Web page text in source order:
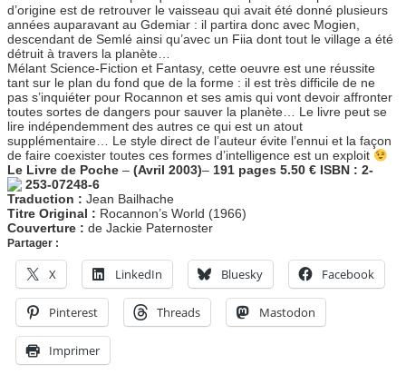
d’origine est de retrouver le vaisseau qui avait été donné plusieurs
années auparavant au Gdemiar : il partira donc avec Mogien,
descendant de Semlé ainsi qu’avec un Fiia dont tout le village a été
détruit à travers la planète…
Mélant Science-Fiction et Fantasy, cette oeuvre est une réussite
tant sur le plan du fond que de la forme : il est très difficile de ne
pas s’inquiéter pour Rocannon et ses amis qui vont devoir affronter
toutes sortes de dangers pour sauver la planète… Le livre peut se
lire indépendemment des autres ce qui est un atout
supplémentaire… Le style direct de l’auteur évite l’ennui et la façon
de faire coexister toutes ces formes d’intelligence est un exploit
Le Livre de Poche – (Avril 2003)– 191 pages 5.50 € ISBN : 2-
253-07248-6
Traduction : Jean Bailhache
Titre Original : Rocannon’s World (1966)
Couverture : de Jackie Paternoster
Partager :
X LinkedIn Bluesky Facebook
Pinterest Threads Mastodon
Imprimer